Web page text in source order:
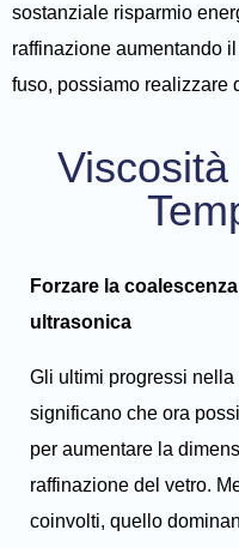
sostanziale risparmio
raffinazione aumentando
fuso, possiamo realizzare
Forzare la
ultrasonica
Gli ultimi progressi
significano che ora
per aumentare la
raffinazione del vetro.
coinvolti, quello